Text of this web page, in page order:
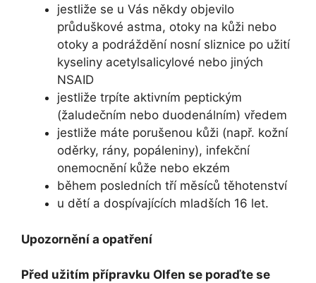
jestliže se u Vás někdy objevilo
průduškové astma, otoky na kůži nebo
otoky a podráždění nosní sliznice po užití
kyseliny acetylsalicylové nebo jiných
NSAID
jestliže trpíte aktivním peptickým
(žaludečním nebo duodenálním) vředem
jestliže máte porušenou kůži (např. kožní
oděrky, rány, popáleniny), infekční
onemocnění kůže nebo ekzém
během posledních tří měsíců těhotenství
u dětí a dospívajících mladších 16 let.
Upozornění a opatření
Před užitím přípravku Olfen se poraďte se